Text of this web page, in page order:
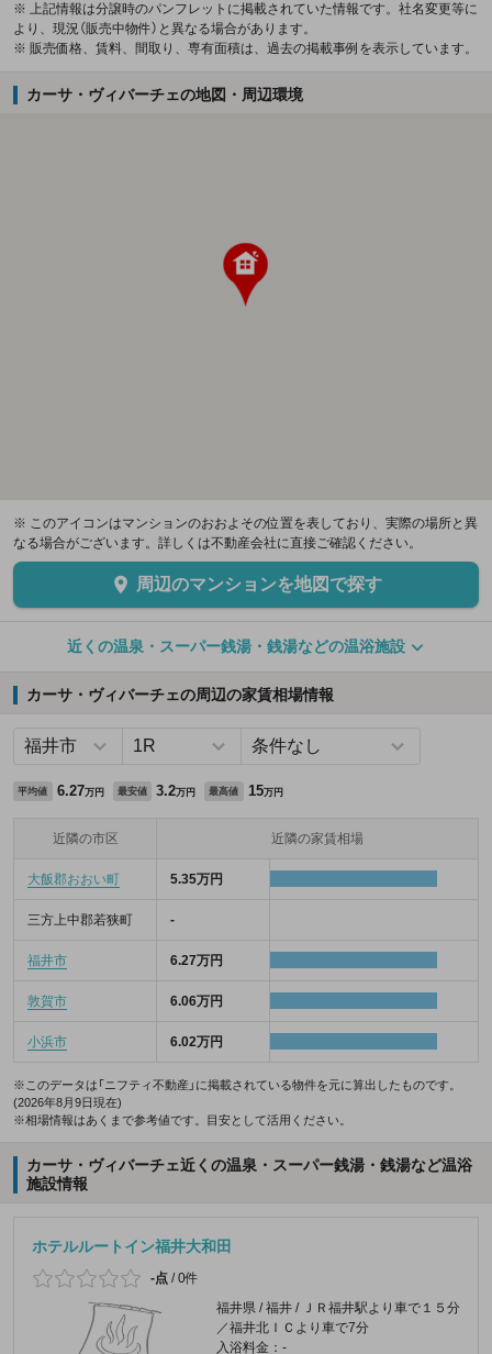
※ 上記情報は分譲時のパンフレットに掲載されていた情報です。社名変更等に
より、現況（販売中物件）と異なる場合があります。
※ 販売価格、賃料、間取り、専有面積は、過去の掲載事例を表示しています。
カーサ・ヴィバーチェの地図・周辺環境
※ このアイコンはマンションのおおよその位置を表しており、実際の場所と異
なる場合がございます。詳しくは不動産会社に直接ご確認ください。
周辺のマンションを地図で探す
近くの温泉・スーパー銭湯・銭湯などの温浴施設
カーサ・ヴィバーチェの周辺の家賃相場情報
平均値 6.27万円 最安値 3.2万円 最高値 15万円
近隣の市区 近隣の家賃相場
大飯郡おおい町 5.35万円
三方上中郡若狭町 -
福井市 6.27万円
敦賀市 6.06万円
小浜市 6.02万円
※このデータは「ニフティ不動産」に掲載されている物件を元に算出したものです。
(2026年8月9日現在)
※相場情報はあくまで参考値です。目安として活用ください。
カーサ・ヴィバーチェ近くの温泉・スーパー銭湯・銭湯など温浴
施設情報
ホテルルートイン福井大和田
-点 /0件
福井県 / 福井 / ＪＲ福井駅より車で１５分
／福井北ＩＣより車で7分
入浴料金：-